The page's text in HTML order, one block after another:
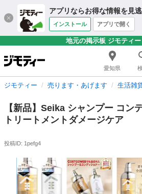
アプリならお得な情報を見逃
インストール アプリで開く
地元の掲示板 ジモティ
愛知県
ジモティー 売ります・あげます 生活雑
【新品】Seika シャンプー コン
トリートメントダメージケア
投稿ID: 1pefg4